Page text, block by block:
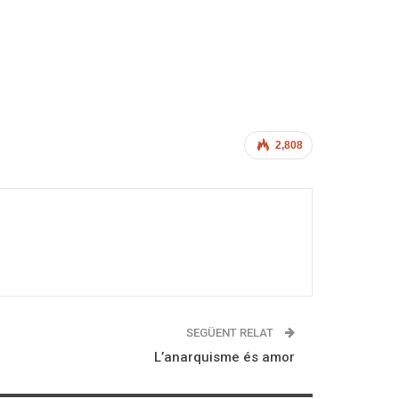
2,808
SEGÜENT RELAT
L’anarquisme és amor